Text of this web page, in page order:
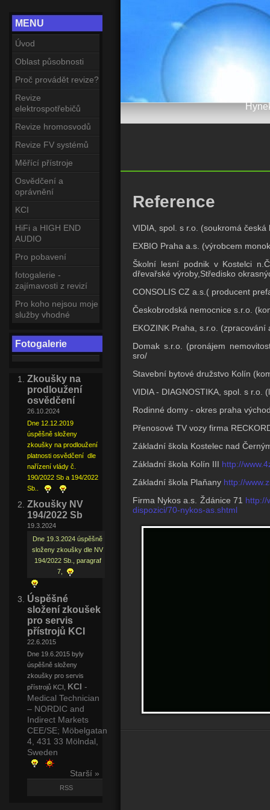
MENU
Úvod
Oblast působnosti
Proč provádět revize?
Revize
elektrospotřebičů
Revize hromosvodů
Revize FV systémů
Měřící přístroje
Osvědčení a
oprávnění
KCI
HiFi a HIGH END
AUDIO
Pro pobavení
fotogalerie -
zajímavosti z revizí
Pro koho nejsou moje
služby vhodné
Fotogalerie
Zkoušky na
prodloužení
osvědčení
26.10.2024
Dne 12.12.2019
úspěšně složeny
zkoušky na prodloužení
platnosti osvědčení dle
nařízení vlády č.
190/2022 Sb a 194/2022
Sb..
Zkoušky NV
194/2022 Sb
19.3.2024
Dne 19.3.2024 úspěšně
složeny zkoušky dle NV
194/2022 Sb., paragraf
7,
Úspěšné
složení zkoušek
pro servis
přístrojů KCI
22.6.2015
Dne 19.6.2015 byly
úspěšně složeny
zkoušky pro servis
přístrojů KCI, KCI -
Medical Technician
– NORDIC and
Indirect Markets
CEE/SE; Möbelgatan
4, 431 33 Mölndal,
Sweden
Starší »
RSS
Reference
VIDIA, spol. s r.o. (soukromá
EXBIO Praha a.s. (výrobcem
Školní lesní podnik v Kostelci
dřevařské výroby,Středisko
CONSOLIS CZ a.s.( producent
Českobrodská nemocnice s.r.o.
EKOZINK Praha, s.r.o.
Domak s.r.o. (pronájem
sro/
Stavební bytové družstvo Kolín
VIDIA - DIAGNOSTIKA, spol. s
Rodinné domy - okres praha
Přenosové TV vozy firma
Základní škola Kostelec nad
Základní škola Kolín III http://
Základní škola Plaňany http://
Firma Nykos a.s. Ždánice 71 http://
dispozici/70-nykos-as.shtml